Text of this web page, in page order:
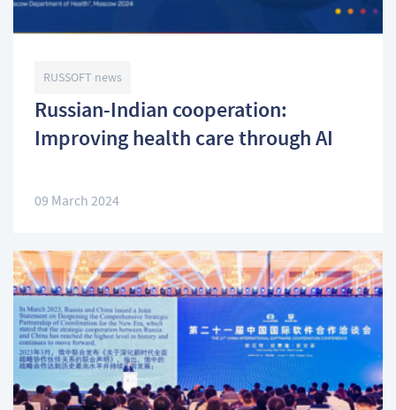
RUSSOFT news
Russian-Indian cooperation:
Improving health care through AI
09 March 2024